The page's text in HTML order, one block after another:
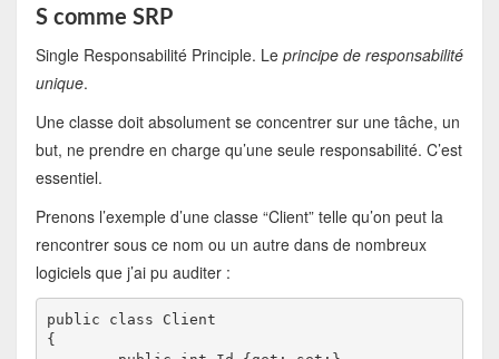
S comme SRP
Single Responsabilité Principle. Le principe de responsabilité
unique.
Une classe doit absolument se concentrer sur une tâche, un
but, ne prendre en charge qu’une seule responsabilité. C’est
essentiel.
Prenons l’exemple d’une classe “Client” telle qu’on peut la
rencontrer sous ce nom ou un autre dans de nombreux
logiciels que j’ai pu auditer :
public class Client
{